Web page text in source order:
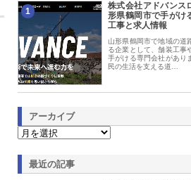
1
株式会社アドバンス
形県鶴岡市で手がけ
工事と求人情報
山形県鶴岡市で地域の道
る企業として、舗装工事
手がける専門会社があり
民の生活を支える道…
アーカイブ
最近の記事